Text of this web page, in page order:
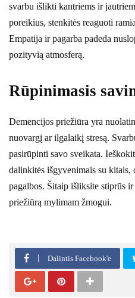
svarbu išlikti kantriems ir
poreikius, stenkitės reaguoti
Empatija ir pagarba padeda
pozityvią atmosferą.
Rūpinimasis
Demencijos priežiūra yra
nuovargį ar ilgalaikį stresą.
pasirūpinti savo sveikata.
dalinkitės išgyvenimais su
pagalbos. Šitaip išliksite stiprūs
priežiūrą mylimam žmogui.
Dalintis Facebook'e